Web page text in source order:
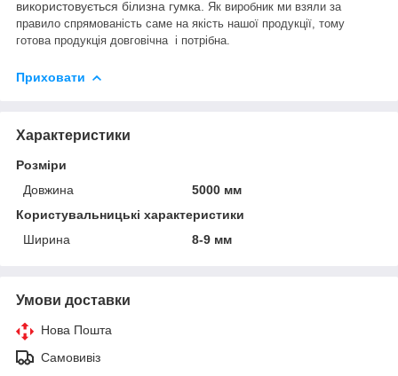
використовується білизна гумка.
Як виробник ми взяли за
правило спрямованість саме на якість нашої продукції, тому
готова продукція довговічна і потрібна.
Приховати
Характеристики
Розміри
Довжина
5000 мм
Користувальницькі характеристики
Ширина
8-9 мм
Умови доставки
Нова Пошта
Самовивіз